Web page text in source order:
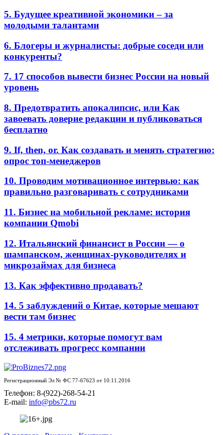
5. Будущее креативной экономики – за
молодыми талантами
6. Блогеры и журналисты: добрые соседи или
конкуренты?
7. 17 способов вывести бизнес России на новый
уровень
8. Предотвратить апокалипсис, или Как
завоевать доверие редакции и публиковаться
бесплатно
9. If, then, or. Как создавать и менять стратегию:
опрос топ-менеджеров
10. Проводим мотивационное интервью: как
правильно разговаривать с сотрудниками
11. Бизнес на мобильной рекламе: история
компании Qmobi
12. Итальянский финансист в России — о
шампанском, женщинах-руководителях и
микрозаймах для бизнеса
13. Как эффективно продавать?
14. 5 заблуждений о Китае, которые мешают
вести там бизнес
15. 4 метрики, которые помогут вам
отслеживать прогресс компании
Регистрационный Эл № ФС 77-67623 от 10.11.2016
Телефон: 8-(922)-268-54-21
E-mail: info@pbs72.ru